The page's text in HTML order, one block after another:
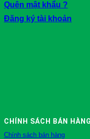
Quên mật khẩu ?
Đăng ký tài khoản
CHÍNH SÁCH BÁN HÀNG
Chính sách bán hàng